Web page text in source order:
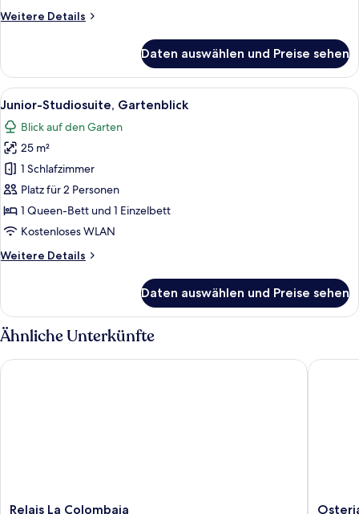
anzeigen
Weitere Details
Weitere
Doppel-
oder
-
Zweibettzimmer,
Terrasse,
Gartenblick
Daten auswählen und Preise sehen
Alle
Fotos
für
Junior-
Studiosuite,
Gartenblick
anzeigen
Ein Hotelzimmer mit einem Bett,
13
Junior-Studiosuite, Gartenblick
Blick auf den Garten
25 m²
1 Schlafzimmer
Platz für 2 Personen
1 Queen-Bett und 1 Einzelbett
Kostenloses WLAN
Weitere Details
Weitere
Studiosuite,
Gartenblick
Daten auswählen und Preise sehen
Ähnliche Unterkünfte
Relais
Relais La Colombaia
Relais La Colombaia
Osteria
Osteria